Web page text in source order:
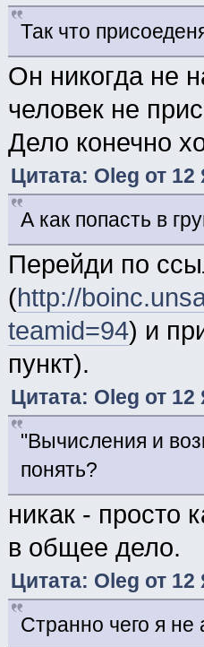
Так что
Он никогда не
человек не
Дело конечно
Цитата: Oleg от
А как попасть в
Перейди по
(http://
teamid=94) и
пункт).
Цитата: Oleg от
"Вычисления и
понять?
никак - просто
в общее дело.
Цитата: Oleg от
Странно чего я не